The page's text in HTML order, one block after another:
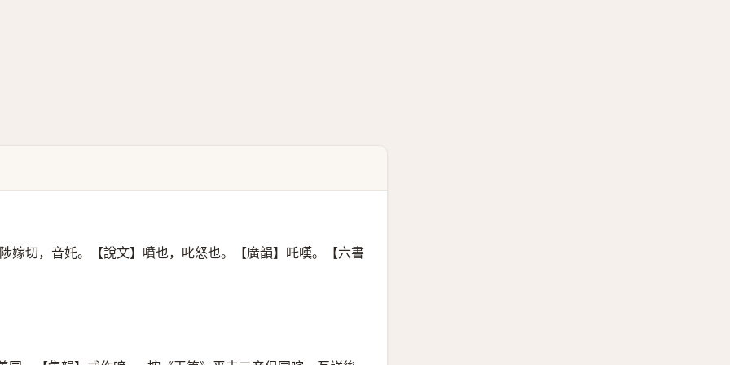
陟嫁切，音奼。【說文】噴也，叱怒也。【廣韻】吒嘆。【六書